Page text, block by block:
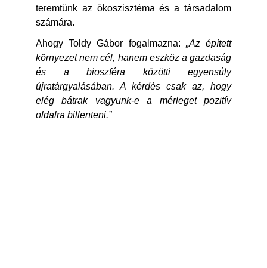
teremtünk az ökoszisztéma és a társadalom
számára.
Ahogy Toldy Gábor fogalmazna: „Az épített
környezet nem cél, hanem eszköz a gazdaság
és a bioszféra közötti egyensúly
újratárgyalásában. A kérdés csak az, hogy
elég bátrak vagyunk-e a mérleget pozitív
oldalra billenteni.”